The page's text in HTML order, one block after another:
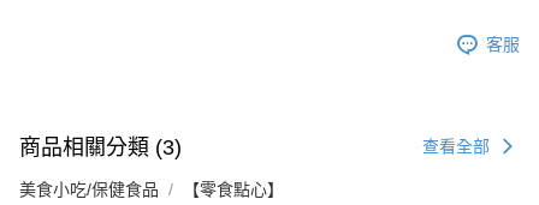
客服
商品相關分類 (3) 查看全部
美食小吃/保健食品 【零食點心】